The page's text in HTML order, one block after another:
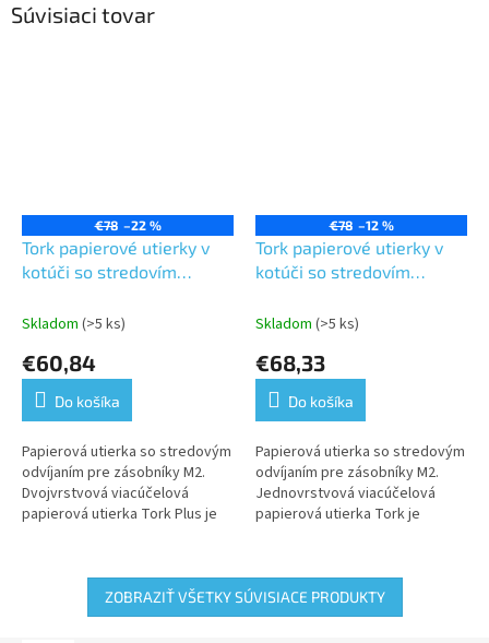
Súvisiaci tovar
€78 –22 %
Tork papierové utierky v
kotúči so stredovím
vrst.dĺžka 157,5m, 6 ks v
Skladom (>5 ks)
€60,84
Do košíka
Papierová utierka so stredovým
odvíjaním pre zásobníky M2.
Dvojvrstvová viacúčelová
papierová utierka Tork Plus je
€78 –12 %
Tork papierové utierky v
kotúči so stredovím
modrá,1.vr,dĺžka 320m,
Skladom (>5 ks)
€68,33
Do košíka
Papierová utierka so stredovým
odvíjaním pre zásobníky M2.
Jednovrstvová viacúčelová
papierová utierka Tork je
ZOBRAZIŤ VŠETKY SÚVISIACE PRODUKTY